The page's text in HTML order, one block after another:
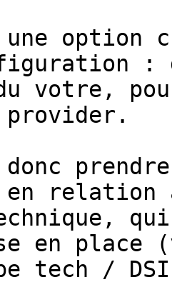
une option
:
du votre,
provider.
donc
relation
qui
en place
tech /